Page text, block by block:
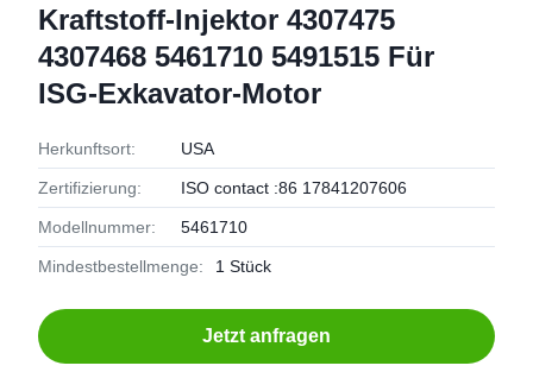
Kraftstoff-Injektor 4307475
4307468 5461710 5491515 Für
ISG-Exkavator-Motor
Herkunftsort: USA
Zertifizierung: ISO contact :86 17841207606
Modellnummer: 5461710
Mindestbestellmenge: 1 Stück
Jetzt anfragen